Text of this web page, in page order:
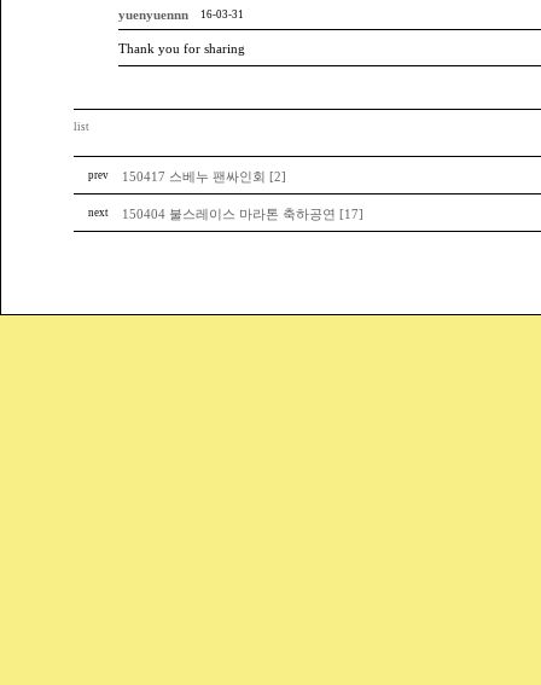
yuenyuennn 16-03-31
Thank you for sharing
list
prev 150417 스베누 팬싸인회 [2]
next 150404 불스레이스 마라톤 축하공연 [17]